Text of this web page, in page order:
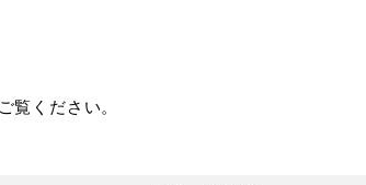
覧ください。